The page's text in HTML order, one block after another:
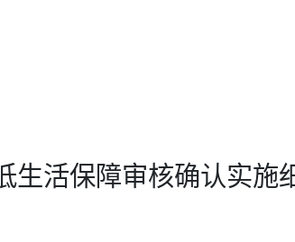
生活保障审核确认实施